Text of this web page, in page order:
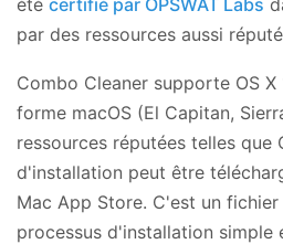
par des ressources aussi
Combo Cleaner supporte OS
forme macOS (El Capitan,
ressources réputées telles que
d'installation peut être
Mac App Store. C'est un
processus d'installation simple